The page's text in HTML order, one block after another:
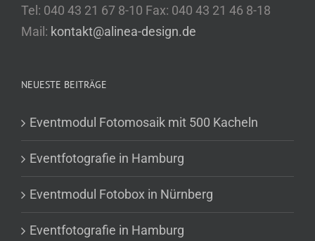
Tel: 040 43 21 67 8-10 Fax: 040 43 21 46 8-18
Mail: kontakt@alinea-design.de
NEUESTE BEITRÄGE
Eventmodul Fotomosaik mit 500 Kacheln
Eventfotografie in Hamburg
Eventmodul Fotobox in Nürnberg
Eventfotografie in Hamburg